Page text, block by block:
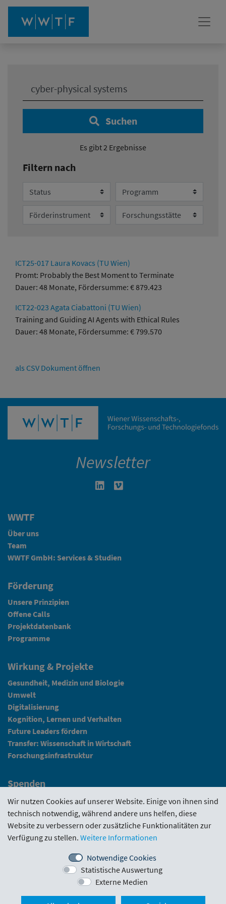
Suchen
Es gibt 2 Ergebnisse
Filtern nach
Status Programm
Förderinstrument Forschungsstätte
ICT25-017 Laura Kovacs (TU Wien)
Promt: Probably the Best Moment to Terminate
Dauer: 48 Monate, Fördersumme: € 879.423
ICT22-023 Agata Ciabattoni (TU Wien)
Training and Guiding AI Agents with Ethical Rules
Dauer: 48 Monate, Fördersumme: € 799.570
als CSV Dokument öffnen
Newsletter
Linkedin in neuem Fenster öffnen
WWTF
Über uns
Team
WWTF GmbH: Services & Studien
Förderung
Unsere Prinzipien
Offene Calls
Projektdatenbank
Programme
Wirkung & Projekte
Gesundheit, Medizin und Biologie
Umwelt
Digitalisierung
Kognition, Lernen und Verhalten
Future Leaders fördern
Transfer: Wissenschaft in Wirtschaft
Forschungsinfrastruktur
Spenden
Fundraising
News
Intranet
Förderrichtlinie · Funding Portal Evaluierungen
Downloads
Wir nutzen Cookies auf unserer Website. Einige von ihnen sind
technisch notwendig, während andere uns helfen, diese
Website zu verbessern oder zusätzliche Funktionalitäten zur
Verfügung zu stellen. Weitere Informationen
Notwendige Cookies
Statistische Auswertung
Externe Medien